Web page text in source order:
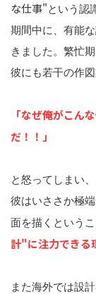
な仕事"という認
期間中に、有能
きました。繁忙
彼にも若干の作
「なぜ俺がこん
だ！！」
と怒ってしまい
彼はいささか極
面を描くという
計"に注力できる
また海外では設